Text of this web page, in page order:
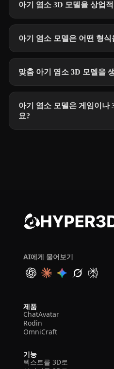
아기 염소 3D 모델을 상업
아기 염소 모델은 어떤 형식
맞춤 아기 염소 3D 모델을
아기 염소 모델은 게임이나
요?
AI에게 물어보기
제품
ChatAvatar
Rodin
OmniCraft
기능
텍스트를 3D로